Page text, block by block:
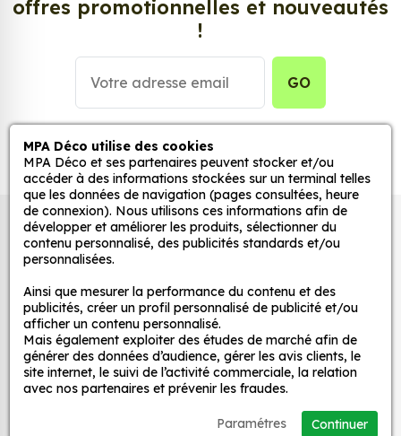
Personnalisez la surface de votre choix avec nos
stickers muraux et stickers véhicule. Une solution
simple et rapide qui transforme toutes surfaces
lisses, propres et non poreuses.
Grâce à notre sélection de stickers et autocollants,
adaptez la décoration d’une pièce, d’une voiture,
d’un meuble, d’une porte et de toute autre surface,
et ce, à moindre coût et sans effort.
Quels sont les avantages de nos stickers
décoration ?
nos Jdm Air Ride sont disponibles dans une
large gamme de motifs et de couleurs, ce qui
vous permet de trouver le sticker parfait pour
votre décoration.
Une installation facile : nos stickers sont faciles
à installer, même pour les débutants. Il suffit de
les décoller de leur support et de les coller sur
offres promotionnelles et nouveautés
!
GO
Autocollants pour véhicules et stickers
décoratifs
MPA Déco
Nos services
MPA Déco utilise des cookies
MPA Déco et ses partenaires peuvent stocker et/ou
accéder à des informations stockées sur un terminal telles
que les données de navigation (pages consultées, heure
de connexion). Nous utilisons ces informations afin de
développer et améliorer les produits, sélectionner du
contenu personnalisé, des publicités standards et/ou
personnalisées.
Ainsi que mesurer la performance du contenu et des
publicités, créer un profil personnalisé de publicité et/ou
afficher un contenu personnalisé.
Mais également exploiter des études de marché afin de
générer des données d’audience, gérer les avis clients, le
site internet, le suivi de l’activité commerciale, la relation
avec nos partenaires et prévenir les fraudes.
Continuer
Paramétres